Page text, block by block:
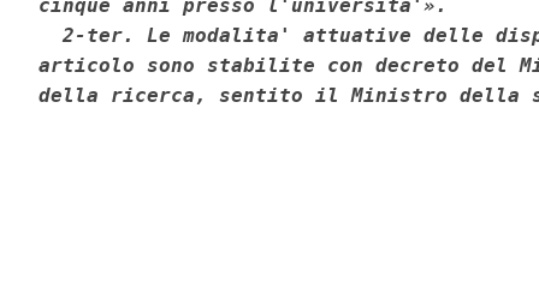
cinque anni presso l'universita'».
2-ter. Le modalita' attuative delle
articolo sono stabilite con decreto del
della ricerca, sentito il Ministro della